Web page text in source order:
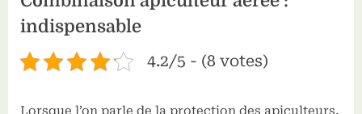
indispensable
4.2/5 - (8 votes)
Lorsque l’on parle de la protection des apiculteurs,